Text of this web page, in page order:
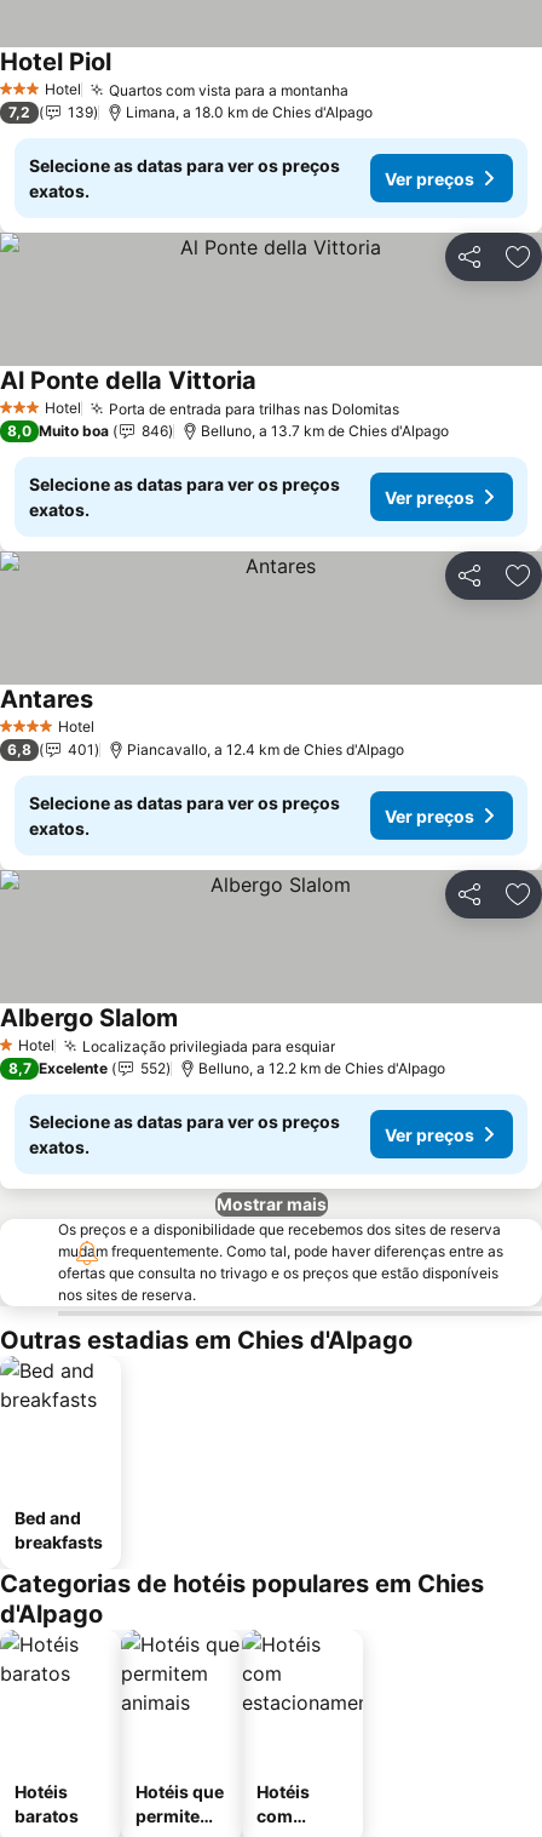
3 EstrelasHotel Quartos com vista para a montanha
Hotel Piol
7,2 139 Limana, a 18.0 km de Chies d'Alpago
Selecione as datas para ver os preços
exatos.
Ver preços
Partilhar
3 EstrelasHotel Porta de entrada para trilhas nas Dolomitas
Al Ponte della Vittoria
8,0 Muito boa 846 Belluno, a 13.7 km de Chies d'Alpago
Selecione as datas para ver os preços
exatos.
Ver preços
Partilhar
4 EstrelasHotel
Antares
6,8 401 Piancavallo, a 12.4 km de Chies d'Alpago
Selecione as datas para ver os preços
exatos.
Ver preços
Partilhar
1 Estrelas
Hotel Localização privilegiada para esquiar
Albergo Slalom
8,7 Excelente 552 Belluno, a 12.2 km de Chies d'Alpago
Selecione as datas para ver os preços
exatos.
Ver preços
Mostrar mais
Os preços e a disponibilidade que recebemos dos sites de reserva
mudam frequentemente. Como tal, pode haver diferenças entre as
ofertas que consulta no trivago e os preços que estão disponíveis
nos sites de reserva.
Outras estadias em Chies d'Alpago
Bed and
breakfasts
Categorias de hotéis populares em Chies
d'Alpago
Hotéis
baratos
Hotéis que
permitem
Hotéis
com